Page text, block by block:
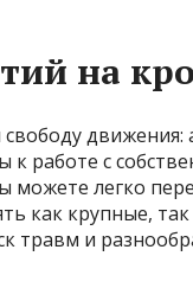
на
работе с
можете легко
как крупные,
травм и